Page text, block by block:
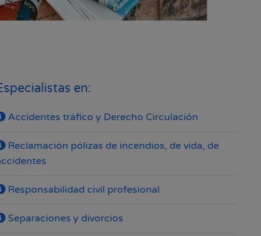
en:
Accidentes tráfico y Derecho Circulación
Reclamación pólizas de incendios, de vida, de
Responsabilidad civil profesional
Separaciones y divorcios